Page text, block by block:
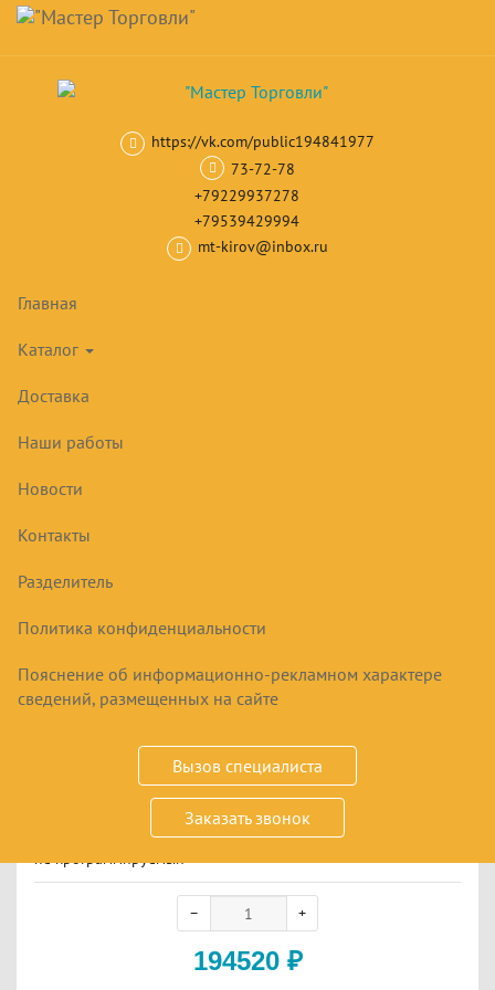
Skip
main
content
Навигация
https://vk.com/public194841977
73-72-78
+79229937278
+79539429994
mt-kirov@inbox.ru
Главная
Каталог
Доставка
Наши работы
Новости
Контакты
Разделитель
Политика конфиденциальности
Пояснение об информационно-рекламном характере
сведений, размещенных на сайте
Вызов специалиста
Заказать звонок
Корзина товар(ов)
Тепловое оборудование Пароконвектоматы
ПАРОКОНВЕКТОМАТЫ UNOX
ПАРОКОНВЕКТОМАТ XV393 UNOX
Размер 750х773х772, 220/380 В, 7,1 кВт, 67 кг, инжекторный,
не программируемый
194520 ₽